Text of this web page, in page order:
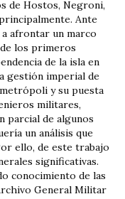
de Hostos, Negroni,
Ante
afrontar un marco
los primeros
de la isla en
gestión imperial de
y su puesta
militares,
parcial de algunos
un análisis que
ello, de este trabajo
significativas.
conocimiento de las
General Militar